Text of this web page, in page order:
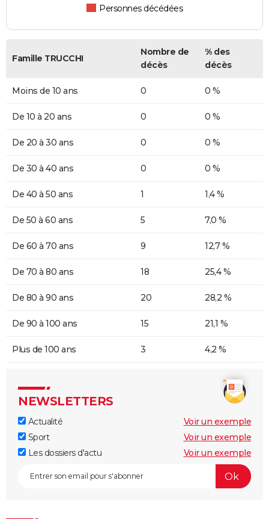
Personnes décédées
Famille TRUCCHI
Nombre de
décès
% des
décès
Moins de 10 ans 0 0 %
De 10 à 20 ans 0 0 %
De 20 à 30 ans 0 0 %
De 30 à 40 ans 0 0 %
De 40 à 50 ans 1 1,4 %
De 50 à 60 ans 5 7,0 %
De 60 à 70 ans 9 12,7 %
De 70 à 80 ans 18 25,4 %
De 80 à 90 ans 20 28,2 %
De 90 à 100 ans 15 21,1 %
Plus de 100 ans 3 4,2 %
NEWSLETTERS
Actualité
Voir un exemple
Sport
Voir un exemple
Les dossiers d'actu
Voir un exemple